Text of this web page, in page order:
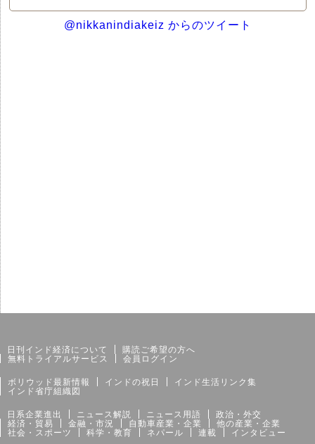
@nikkanindiakeiz からのツイート
日刊インド経済について
購読ご希望の方へ
無料トライアルサービス
会員ログイン
ボリウッド最新情報 インドの祝日
インド生活リンク集
インド省庁組織図
日系企業進出 ニュース解説 ニュース用語
政治・外交
経済・貿易
金融・市況 自動車産業・企業
他の産業・企業
社会・スポーツ
科学・教育 ネパール 連載 インタビュー